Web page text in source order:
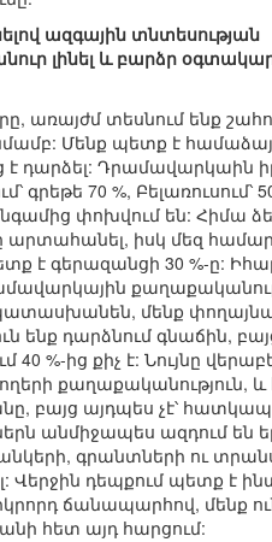
ազգային տնտեսության
լինել և բարձր
առայժմ տեսնում ենք
Մենք պետք է
դարձել: Դրամավարկաին
70 %, Բելառուսում՝
փոխվում են: Հիմա
իսկ մեզ
է գերազանցի 30 %-ը:
մենք
ենք դարձնում գնաճին,
%-ից քիչ է: Նույնը
քաղաքականություն, և
բայց այդպես չէ՝
անմիջապես ազդում
գրանտների ու
դեպքում պետք է
ճանապարհով, մենք
հետ այդ հարցում: